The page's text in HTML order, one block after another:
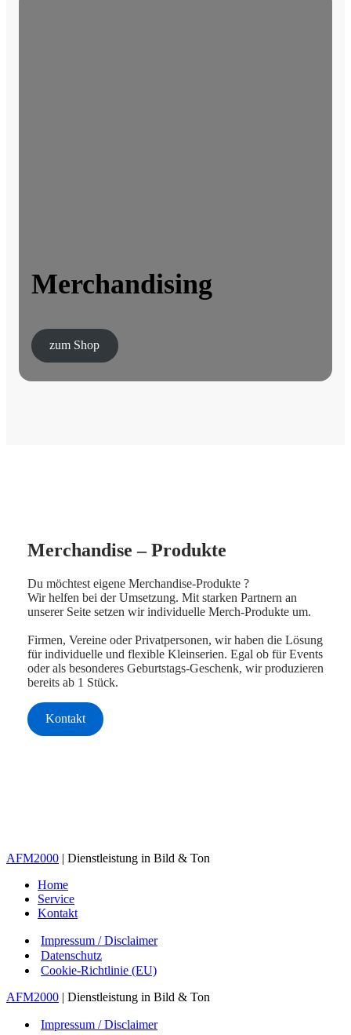
Merchandising
zum Shop
Merchandise – Produkte
Du möchtest eigene Merchandise-Produkte ?
Wir helfen bei der Umsetzung. Mit starken Partnern an
unserer Seite setzen wir individuelle Merch-Produkte um.
Firmen, Vereine oder Privatpersonen, wir haben die Lösung
für individuelle und flexible Kleinserien. Egal ob für Events
oder als besonderes Geburtstags-Geschenk, wir produzieren
bereits ab 1 Stück.
Kontakt
AFM2000 | Dienstleistung in Bild & Ton
Home
Service
Kontakt
Impressum / Disclaimer
Datenschutz
Cookie-Richtlinie (EU)
AFM2000 | Dienstleistung in Bild & Ton
Impressum / Disclaimer